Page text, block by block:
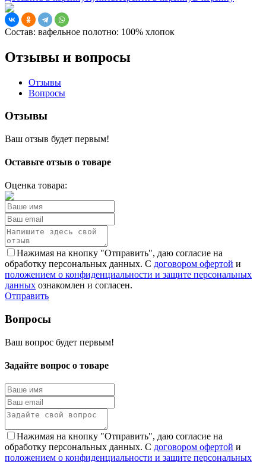
Состав: вафельное полотно: 100% хлопок
Отзывы и вопросы
Отзывы
Вопросы
Отзывы
Ваш отзыв будет первым!
Оставьте отзыв о товаре
Оценка товара:
Нажимая на кнопку "Отправить", даю согласие на
обработку персональных данных. С договором офертой и
положением о конфиденциальности и защите персональных
данных ознакомлен и согласен.
Отправить
Вопросы
Ваш вопрос будет первым!
Задайте вопрос о товаре
Нажимая на кнопку "Отправить", даю согласие на
обработку персональных данных. С договором офертой и
положением о конфиденциальности и защите персональных